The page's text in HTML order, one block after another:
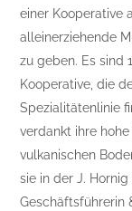
einer Kooperative
alleinerziehende
zu geben. Es sind
Kooperative, die
Spezialitätenlinie
verdankt ihre
vulkanischen
sie in der J.
Geschäftsführerin